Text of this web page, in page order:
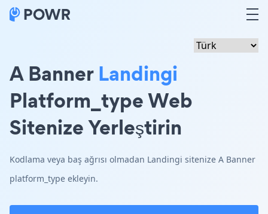
A BannerLandingi
Platform_type Web
Sitenize Yerleştirin
Kodlama veya baş ağrısı olmadan Landingi sitenize A Banner
platform_type ekleyin.